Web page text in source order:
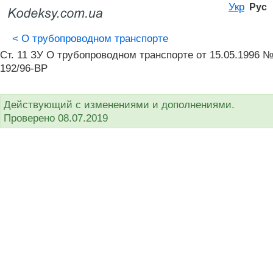
Укр Рус
< О трубопроводном транспорте
Ст. 11 ЗУ О трубопроводном транспорте от 15.05.1996 №
192/96-ВР
Действующий с изменениями и дополнениями.
Проверено 08.07.2019